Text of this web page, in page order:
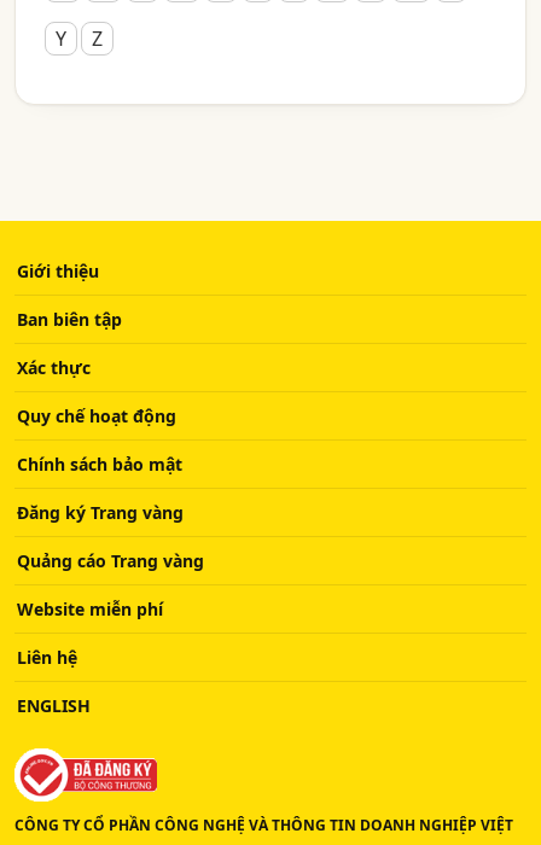
Y
Z
Giới thiệu
Ban biên tập
Xác thực
Quy chế hoạt động
Chính sách bảo mật
Đăng ký Trang vàng
Quảng cáo Trang vàng
Website miễn phí
Liên hệ
ENGLISH
CÔNG TY CỔ PHẦN CÔNG NGHỆ VÀ THÔNG TIN DOANH NGHIỆP VIỆT